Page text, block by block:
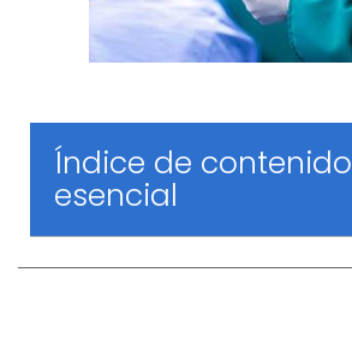
Índice de contenido
esencial